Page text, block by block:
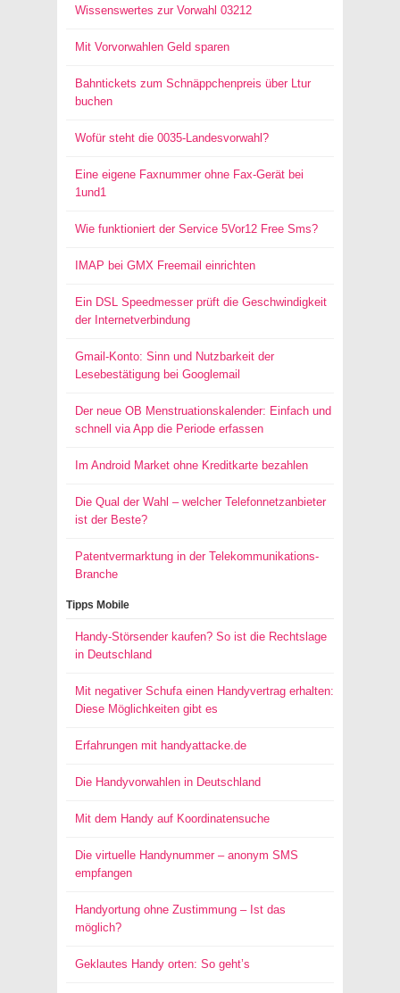
Wissenswertes zur Vorwahl 03212
Mit Vorvorwahlen Geld sparen
Bahntickets zum Schnäppchenpreis über Ltur
buchen
Wofür steht die 0035-Landesvorwahl?
Eine eigene Faxnummer ohne Fax-Gerät bei
1und1
Wie funktioniert der Service 5Vor12 Free Sms?
IMAP bei GMX Freemail einrichten
Ein DSL Speedmesser prüft die Geschwindigkeit
der Internetverbindung
Gmail-Konto: Sinn und Nutzbarkeit der
Lesebestätigung bei Googlemail
Der neue OB Menstruationskalender: Einfach und
schnell via App die Periode erfassen
Im Android Market ohne Kreditkarte bezahlen
Die Qual der Wahl – welcher Telefonnetzanbieter
ist der Beste?
Patentvermarktung in der Telekommunikations-
Branche
Tipps Mobile
Handy-Störsender kaufen? So ist die Rechtslage
in Deutschland
Mit negativer Schufa einen Handyvertrag erhalten:
Diese Möglichkeiten gibt es
Erfahrungen mit handyattacke.de
Die Handyvorwahlen in Deutschland
Mit dem Handy auf Koordinatensuche
Die virtuelle Handynummer – anonym SMS
empfangen
Handyortung ohne Zustimmung – Ist das
möglich?
Geklautes Handy orten: So geht’s